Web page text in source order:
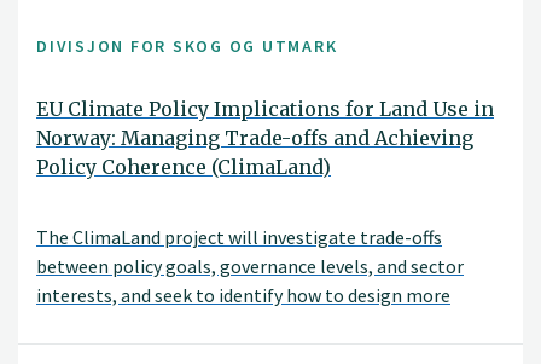
DIVISJON FOR SKOG OG UTMARK
EU Climate Policy Implications for Land Use in
Norway: Managing Trade-offs and Achieving
Policy Coherence (ClimaLand)
The ClimaLand project will investigate trade-offs
between policy goals, governance levels, and sector
interests, and seek to identify how to design more
objective is to investigate how conflicting policy goals